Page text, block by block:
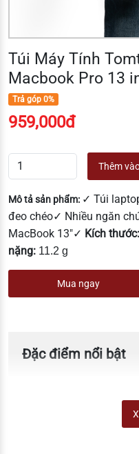
Túi Máy Tính
Macbook Pro 13
Trả góp 0%
959,000đ
Thêm
Mô tả sản phẩm: ✓ Túi
đeo chéo✓ Nhiều ngăn
MacBook 13"✓ Kích thước:
nặng: 11.2 g
Mua ngay
Đặc điểm nổi bật